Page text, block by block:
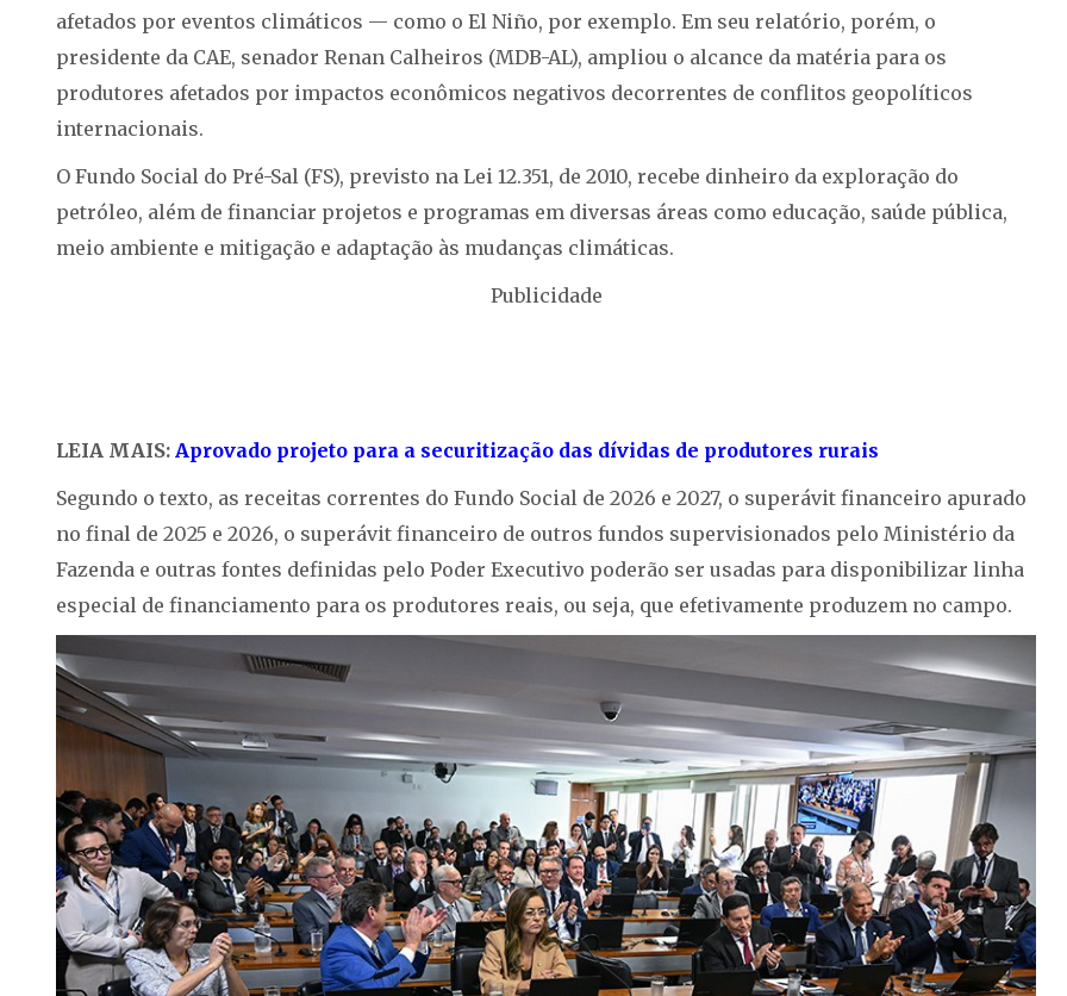
afetados por eventos climáticos — como o El Niño, por exemplo. Em seu relatório, porém, o
presidente da CAE, senador Renan Calheiros (MDB-AL), ampliou o alcance da matéria para os
produtores afetados por impactos econômicos negativos decorrentes de conflitos geopolíticos
internacionais.
O Fundo Social do Pré-Sal (FS), previsto na Lei 12.351, de 2010, recebe dinheiro da exploração do
petróleo, além de financiar projetos e programas em diversas áreas como educação, saúde pública,
meio ambiente e mitigação e adaptação às mudanças climáticas.
Publicidade
LEIA MAIS: Aprovado projeto para a securitização das dívidas de produtores rurais
Segundo o texto, as receitas correntes do Fundo Social de 2026 e 2027, o superávit financeiro apurado
no final de 2025 e 2026, o superávit financeiro de outros fundos supervisionados pelo Ministério da
Fazenda e outras fontes definidas pelo Poder Executivo poderão ser usadas para disponibilizar linha
especial de financiamento para os produtores reais, ou seja, que efetivamente produzem no campo.